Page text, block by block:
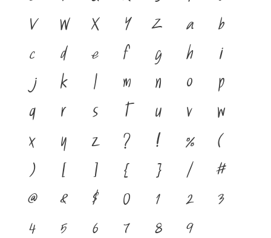
V
W X Y Z a
b
c
d e f g h
i
j
k l m n o
p
q
r s t u v
w
x
y z ? ! %
(
)
[ ] { } /
#
@
& $ 0 1 2
3
4
5 6 7 8 9